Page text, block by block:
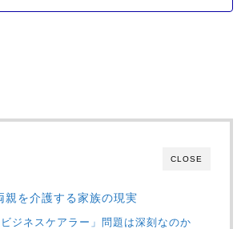
CLOSE
親を介護する家族の現実
ジネスケアラー」問題は深刻なのか